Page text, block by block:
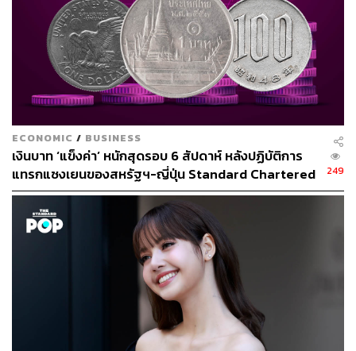
อย่าง HSBC Global Research ระบุเมื่อวันที่ 29 มิถุนายนที่
ผ่านมาว่า ให้น้ำหนักหุ้นญี่ปุ่นน้อยกว่าตลาด (Underweight)
เนื่องจากราคาหุ้นที่ปรับตัวขึ้นมาเร็วเกินไป หลังจากที่ดัชนี
Nikkei ทำจุดสูงสุดรอบ 33 ปี
ขณะที่ Natixis บริษัทลงทุนของฝรั่งเศสปรับลดน้ำหนักหุ้น
ญี่ปุ่นลงเช่นกัน จากความกังวลต่อการชะลอตัวของเศรษฐกิจ
โลก ซึ่งอาจกระทบต่อการส่งออกของบริษัทญี่ปุ่น รวมทั้งการ
อ่อนค่าของเงินเยนอย่างหนักก็อาจเป็นแรงต้านได้เช่นกัน
อ้างอิง:
BlackRock, other investment firms boost outlooks for
Japan stocks – Nikkei Asia
สามารถติดตาม THE STANDARD WEALTH
ผ่านแอปพลิเคชันต่างๆ ที่คุณสะดวกหรือใช้งานอยู่แล้วได้เลย
ECONOMIC / BUSINESS
เงินบาท ‘แข็งค่า’ หนักสุดรอบ 6 สัปดาห์ หลังปฏิบัติการ
แทรกแซงเยนของสหรัฐฯ-ญี่ปุ่น Standard Chartered
เปิดเป้าสิ้นปีนี้จ่อแข็งต่อแตะ 32.50 บาทต่อดอลลาร์
249